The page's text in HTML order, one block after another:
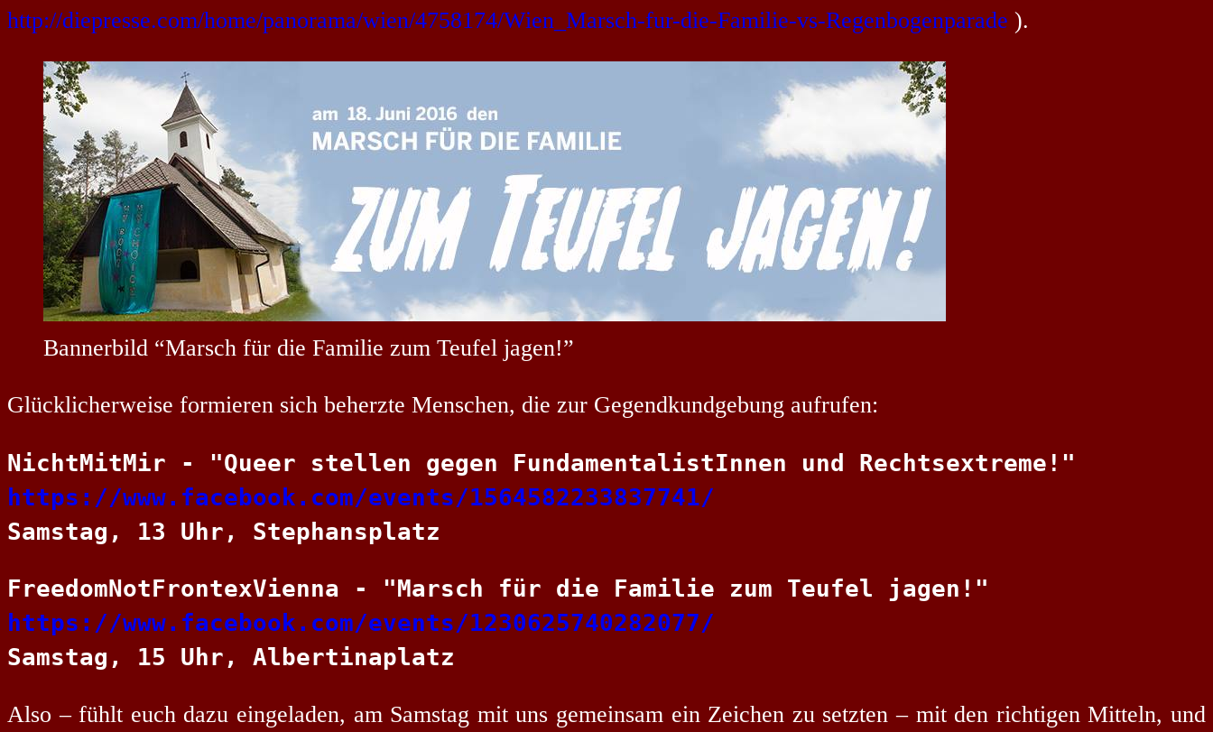
http://diepresse.com/home/panorama/wien/4758174/Wien_Marsch-fur-die-Familie-vs-Regenbogenparade ).
Bannerbild “Marsch für die Familie zum Teufel jagen!”
Glücklicherweise formieren sich beherzte Menschen, die zur Gegendkundgebung aufrufen:
https://www.facebook.com/events/1564582233837741/
Samstag, 13 Uhr, Stephansplatz
https://www.facebook.com/events/1230625740282077/
Samstag, 15 Uhr, Albertinaplatz
Also – fühlt euch dazu eingeladen, am Samstag mit uns gemeinsam ein Zeichen zu setzten – mit den richtigen Mitteln, und